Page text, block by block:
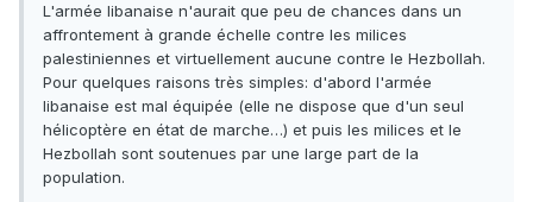
L'armée libanaise n'aurait que peu de chances dans un
affrontement à grande échelle contre les milices
palestiniennes et virtuellement aucune contre le Hezbollah.
Pour quelques raisons très simples: d'abord l'armée
libanaise est mal équipée (elle ne dispose que d'un seul
hélicoptère en état de marche…) et puis les milices et le
Hezbollah sont soutenues par une large part de la
population.